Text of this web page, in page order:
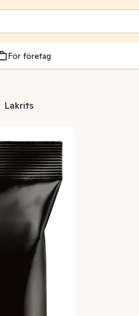
För företag
Lakrits